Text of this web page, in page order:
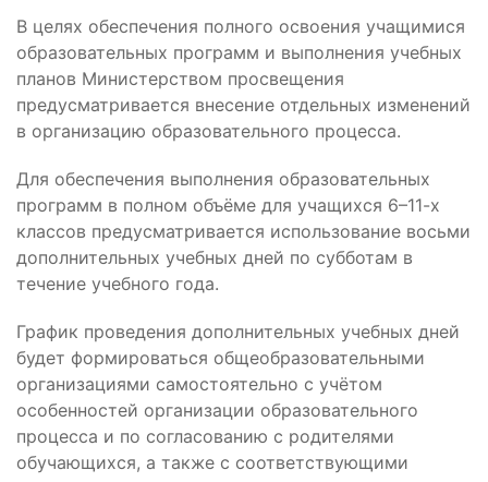
В целях обеспечения полного освоения учащимися
образовательных программ и выполнения учебных
планов Министерством просвещения
предусматривается внесение отдельных изменений
в организацию образовательного процесса.
Для обеспечения выполнения образовательных
программ в полном объёме для учащихся 6–11-х
классов предусматривается использование восьми
дополнительных учебных дней по субботам в
течение учебного года.
График проведения дополнительных учебных дней
будет формироваться общеобразовательными
организациями самостоятельно с учётом
особенностей организации образовательного
процесса и по согласованию с родителями
обучающихся, а также с соответствующими